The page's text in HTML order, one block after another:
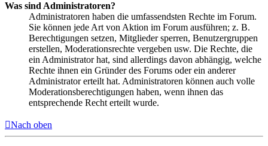
Was sind Administratoren?
Administratoren haben die umfassendsten Rechte im Forum.
Sie können jede Art von Aktion im Forum ausführen; z. B.
Berechtigungen setzen, Mitglieder sperren, Benutzergruppen
erstellen, Moderationsrechte vergeben usw. Die Rechte, die
ein Administrator hat, sind allerdings davon abhängig, welche
Rechte ihnen ein Gründer des Forums oder ein anderer
Administrator erteilt hat. Administratoren können auch volle
Moderationsberechtigungen haben, wenn ihnen das
entsprechende Recht erteilt wurde.
Nach oben